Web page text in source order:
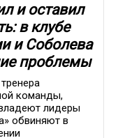
и оставил
в клубе
и Соболева
проблемы
команды,
лидеры
обвиняют в